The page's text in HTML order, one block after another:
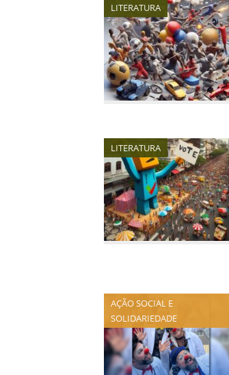
LITERATURA
LITERATURA
AÇÃO SOCIAL E
SOLIDARIEDADE